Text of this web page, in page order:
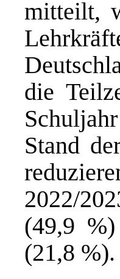
mitteilt,
die
Stand
2022/
(49,9
(21,8 %).